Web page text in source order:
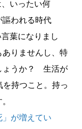
いったい何
われる時代
葉になりまし
りませんし、特
ょうか？ 生活が
持つこと。持っ
」が増えてい